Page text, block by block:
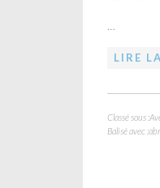
…
LIRE
Classé sous :
Balisé avec :